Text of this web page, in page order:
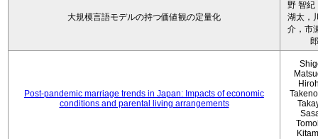
大規模言語モデルの持つ価値観の定量化
野 智紀
湖太，
介，市
郎
Post-pandemic marriage trends in Japan: Impacts of economic
conditions and parental living arrangements